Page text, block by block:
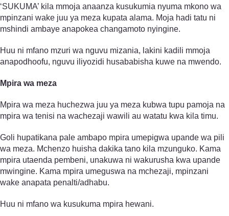
‘SUKUMA’ kila mmoja anaanza kusukumia nyuma mkono wa
mpinzani wake juu ya meza kupata alama. Moja hadi tatu ni
mshindi ambaye anapokea changamoto nyingine.
Huu ni mfano mzuri wa nguvu mizania, lakini kadili mmoja
anapodhoofu, nguvu iliyozidi husababisha kuwe na mwendo.
Mpira wa meza
Mpira wa meza huchezwa juu ya meza kubwa tupu pamoja na
mpira wa tenisi na wachezaji wawili au watatu kwa kila timu.
Goli hupatikana pale ambapo mpira umepigwa upande wa pili
wa meza. Mchenzo huisha dakika tano kila mzunguko. Kama
mpira utaenda pembeni, unakuwa ni wakurusha kwa upande
mwingine. Kama mpira umeguswa na mchezaji, mpinzani
wake anapata penalti/adhabu.
Huu ni mfano wa kusukuma mpira hewani.